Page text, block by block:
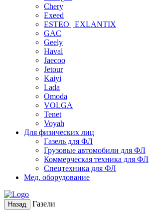
Chery
Exeed
ESTEO | EXLANTIX
GAC
Geely
Haval
Jaecoo
Jetour
Kaiyi
Lada
Omoda
VOLGA
Tenet
Voyah
Для физических лиц
Газель для ФЛ
Грузовые автомобили для ФЛ
Коммерческая техника для ФЛ
Спецтехника для ФЛ
Мед. оборудование
Назад Газели